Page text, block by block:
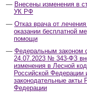
Внесены изменения в
УК РФ
Отказ врача от
оказании бесплатной
помощи
Федеральным законом
24.07.2023 № 343-ФЗ
изменения в Лесной
Российской Федерации
законодательные акты
Федерации